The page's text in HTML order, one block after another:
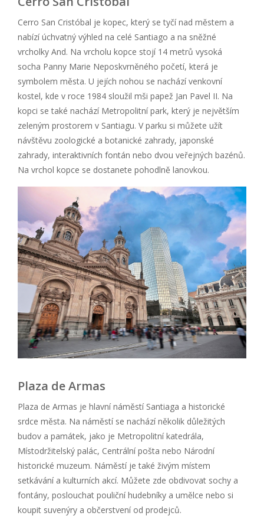
Cerro San Cristóbal je kopec, který se tyčí nad městem a
nabízí úchvatný výhled na celé Santiago a na sněžné
vrcholky And. Na vrcholu kopce stojí 14 metrů vysoká
socha Panny Marie Neposkvrněného početí, která je
symbolem města. U jejích nohou se nachází venkovní
kostel, kde v roce 1984 sloužil mši papež Jan Pavel II. Na
kopci se také nachází Metropolitní park, který je největším
zeleným prostorem v Santiagu. V parku si můžete užít
návštěvu zoologické a botanické zahrady, japonské
zahrady, interaktivních fontán nebo dvou veřejných bazénů.
Na vrchol kopce se dostanete pohodlně lanovkou.
Plaza de Armas
Plaza de Armas je hlavní náměstí Santiaga a historické
srdce města. Na náměstí se nachází několik důležitých
budov a památek, jako je Metropolitní katedrála,
Místodržitelský palác, Centrální pošta nebo Národní
historické muzeum. Náměstí je také živým místem
setkávání a kulturních akcí. Můžete zde obdivovat sochy a
fontány, poslouchat pouliční hudebníky a umělce nebo si
koupit suvenýry a občerstvení od prodejců.